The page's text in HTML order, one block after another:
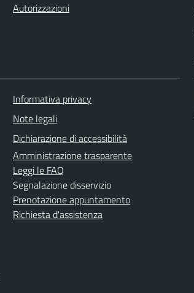
Autorizzazioni
Informativa privacy
Note legali
Dichiarazione di accessibilità
Amministrazione trasparente
Leggi le FAQ
Segnalazione disservizio
Prenotazione appuntamento
Richiesta d'assistenza